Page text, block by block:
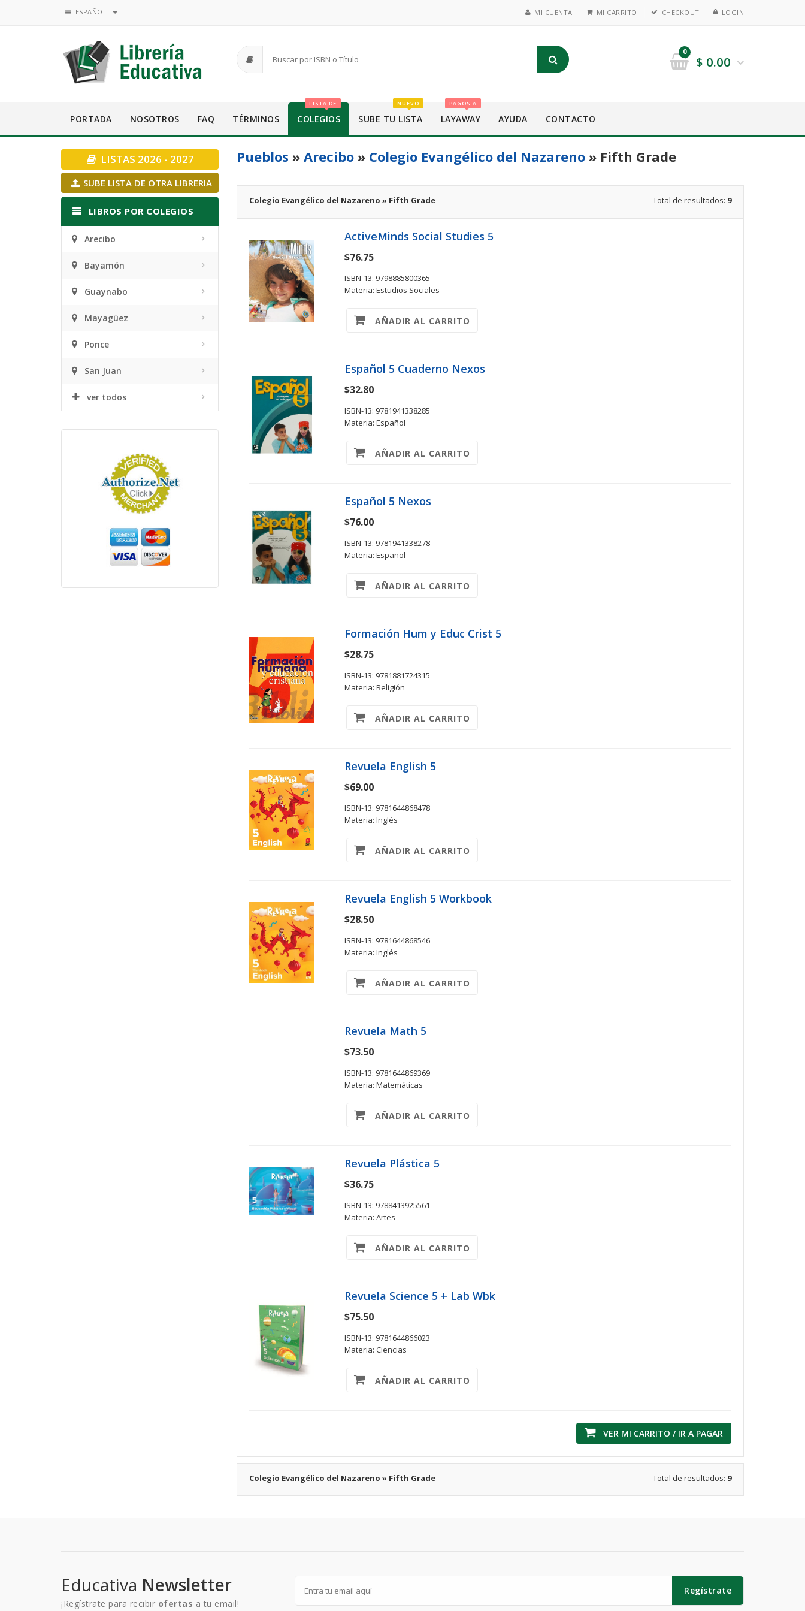
MI CUENTA MI CARRITO CHECKOUT LOGIN
ESPAÑOL
0
$ 0.00
PORTADA NOSOTROS FAQ TÉRMINOS COLEGIOS
LISTA DE
SUBE TU LISTA
NUEVO
LAYAWAY
PAGOS A
AYUDA CONTACTO
LISTAS 2026 - 2027
SUBE LISTA DE OTRA LIBRERIA
LIBROS POR COLEGIOS
Arecibo
Bayamón
Guaynabo
Mayagüez
Ponce
San Juan
ver todos
Pueblos » Arecibo» Colegio Evangélico del Nazareno » Fifth Grade
Colegio Evangélico del Nazareno » Fifth Grade Total de resultados: 9
ActiveMinds Social Studies 5
$76.75
ISBN-13: 9798885800365
Materia: Estudios Sociales
AÑADIR AL CARRITO
Español 5 Cuaderno Nexos
$32.80
ISBN-13: 9781941338285
Materia: Español
AÑADIR AL CARRITO
Español 5 Nexos
$76.00
ISBN-13: 9781941338278
Materia: Español
AÑADIR AL CARRITO
Formación Hum y Educ Crist 5
$28.75
ISBN-13: 9781881724315
Materia: Religión
AÑADIR AL CARRITO
Revuela English 5
$69.00
ISBN-13: 9781644868478
Materia: Inglés
AÑADIR AL CARRITO
Revuela English 5 Workbook
$28.50
ISBN-13: 9781644868546
Materia: Inglés
AÑADIR AL CARRITO
Revuela Math 5
$73.50
ISBN-13: 9781644869369
Materia: Matemáticas
AÑADIR AL CARRITO
Revuela Plástica 5
$36.75
ISBN-13: 9788413925561
Materia: Artes
AÑADIR AL CARRITO
Revuela Science 5 + Lab Wbk
$75.50
ISBN-13: 9781644866023
Materia: Ciencias
AÑADIR AL CARRITO
VER MI CARRITO / IR A PAGAR
Colegio Evangélico del Nazareno » Fifth Grade Total de resultados: 9
Educativa Newsletter
¡Regístrate para recibir ofertas a tu email!
Regístrate